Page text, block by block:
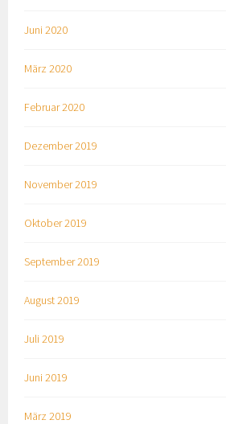
Juni 2020
März 2020
Februar 2020
Dezember 2019
November 2019
Oktober 2019
September 2019
August 2019
Juli 2019
Juni 2019
März 2019